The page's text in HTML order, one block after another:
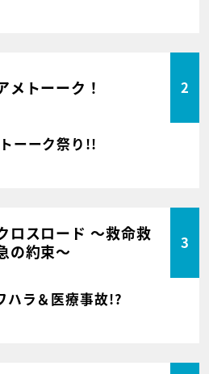
メトーーク！ 2
ーーク祭り!!
ロスロード ～救命救
の約束～
3
ラ＆医療事故!?